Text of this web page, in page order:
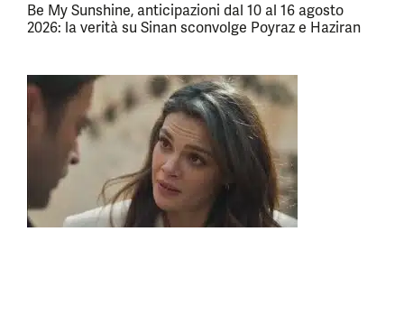
Be My Sunshine, anticipazioni dal 10 al 16 agosto
2026: la verità su Sinan sconvolge Poyraz e Haziran